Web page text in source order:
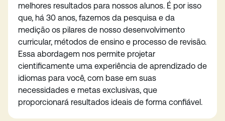
melhores resultados para nossos alunos. É por isso
que, há 30 anos, fazemos da pesquisa e da
medição os pilares de nosso desenvolvimento
curricular, métodos de ensino e processo de revisão.
Essa abordagem nos permite projetar
cientificamente uma experiência de aprendizado de
idiomas para você, com base em suas
necessidades e metas exclusivas, que
proporcionará resultados ideais de forma confiável.